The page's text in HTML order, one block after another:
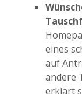
eines
auf
andere
erklärt